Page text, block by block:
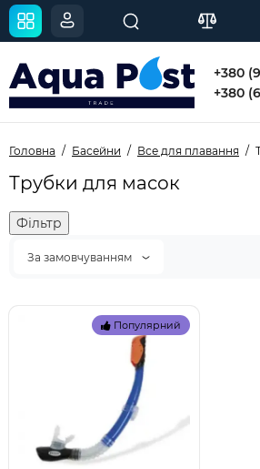
+380
+380
Головна Басейни Все для плавання
Трубки для масок
Фільтр
За замовчуванням
Популярний